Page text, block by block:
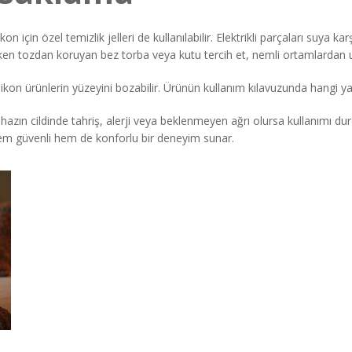
için özel temizlik jelleri de kullanılabilir. Elektrikli parçaları suya
tozdan koruyan bez torba veya kutu tercih et, nemli ortamlardan
ürünlerin yüzeyini bozabilir. Ürünün kullanım kılavuzunda hangi
cildinde tahriş, alerji veya beklenmeyen ağrı olursa kullanımı
güvenli hem de konforlu bir deneyim sunar.